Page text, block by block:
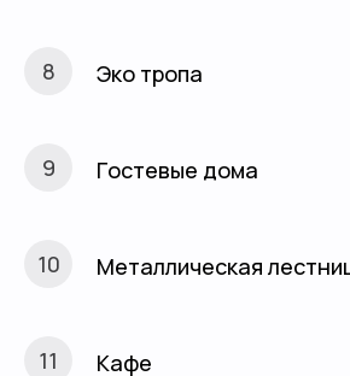
Эко тропа
Гостевые дома
Металлическая
Кафе